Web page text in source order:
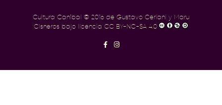
Cultura Caníbal
© 2016 de Gustavo Ceriani y Maru
Cisneros bajo licenciaCC BY-NC-SA 4.0